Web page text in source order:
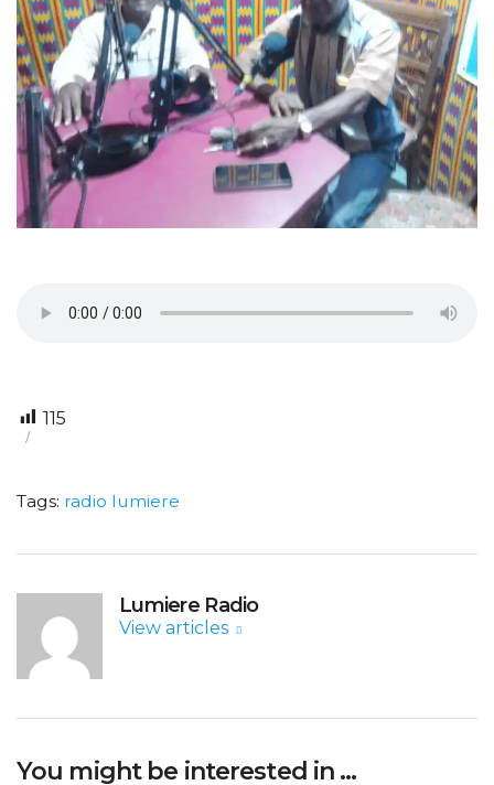
115
Tags: radio lumiere
Lumiere Radio
View articles
You might be interested in …